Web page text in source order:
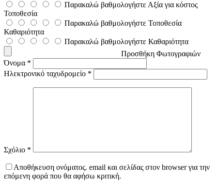
Παρακαλώ βαθμολογήστε Αξία για κόστος
Τοποθεσία
Παρακαλώ βαθμολογήστε Τοποθεσία
Καθαριότητα
Παρακαλώ βαθμολογήστε Καθαριότητα
Προσθήκη Φωτογραφιών
Όνομα *
Ηλεκτρονικό ταχυδρομείο *
Σχόλιο *
Αποθήκευση ονόματος. email και σελίδας στον browser για την
επόμενη φορά που θα αφήσω κριτική.